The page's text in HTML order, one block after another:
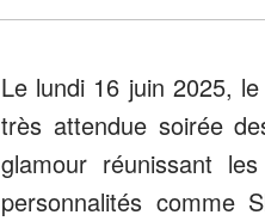
Le lundi 16 juin 2025,
très attendue soirée
glamour réunissant
personnalités comme